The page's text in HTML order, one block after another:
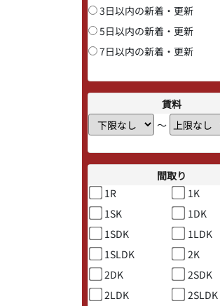
3日以内の新着・更新
5日以内の新着・更新
7日以内の新着・更新
賃料
〜
間取り
1R
1K
1SK
1DK
1SDK
1LDK
1SLDK
2K
2DK
2SDK
2LDK
2SLDK